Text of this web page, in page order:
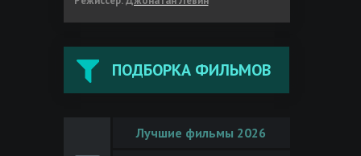
ПОДБОРКА ФИЛЬМОВ
Лучшие фильмы 2026